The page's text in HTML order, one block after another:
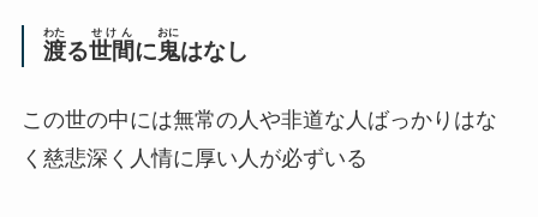
渡
わた
る世間
せけん
に鬼
おに
はなし
この世の中には無常の人や非道な人ばっかりはな
く慈悲深く人情に厚い人が必ずいる